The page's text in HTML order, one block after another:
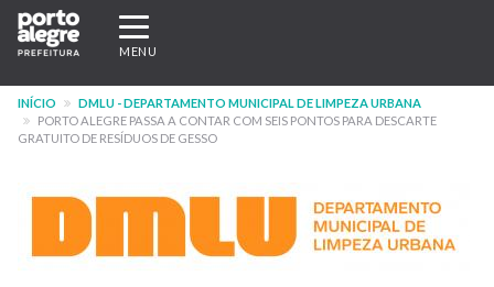
Pular
para
conteúdo
principal
Expandir/recolher
navegação
MENU
INÍCIO
DMLU - DEPARTAMENTO MUNICIPAL DE LIMPEZA URBANA
PORTO ALEGRE PASSA A CONTAR COM SEIS PONTOS PARA DESCARTE
GRATUITO DE RESÍDUOS DE GESSO